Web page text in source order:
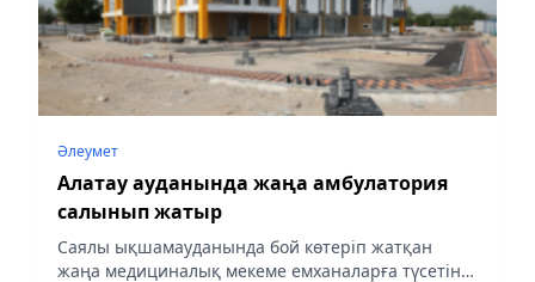
Әлеумет
Алатау ауданында жаңа амбулатория
салынып жатыр
Саялы ықшамауданында бой көтеріп жатқан
жаңа медициналық мекеме емханаларға түсетін